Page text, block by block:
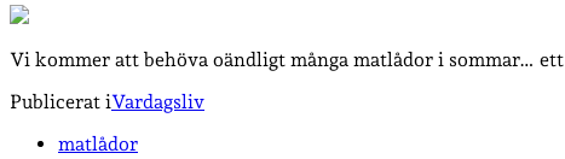
Vi kommer att behöva oändligt många matlådor i sommar…
Publicerat iVardagsliv
matlådor